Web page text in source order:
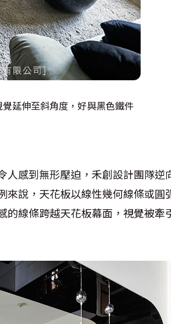
延伸至斜角度，好與黑色鐵件
人感到無形壓迫，禾創設計團隊逆
來說，天花板以線性幾何線條或圓
的線條跨越天花板幕面，視覺被牽